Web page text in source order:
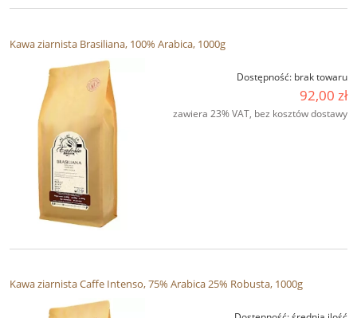
Kawa ziarnista Brasiliana, 100% Arabica, 1000g
Dostępność: brak towaru
92,00 zł
zawiera 23% VAT, bez kosztów dostawy
Kawa ziarnista Caffe Intenso, 75% Arabica 25% Robusta, 1000g